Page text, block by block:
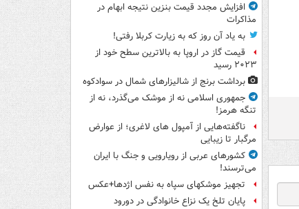
افزایش مجدد قیمت بنزین نتیجه ابهام در
مذاکرات
به یاد آن روز که به زیارت کربلا رفتی!
قیمت گاز در اروپا به بالاترین سطح خود از
۲۰۲۳ رسید
برداشت برنج از شالیزارهای شمال در سوادکوه
جمهوری اسلامی نه از موشک می‌گذرد، نه از
تنگه هرمز!
ناگفته‌هایی از آمپول های لاغری؛ از عوارض
مرگبار تا زیبایی
کشورهای عربی از رویارویی و جنگ با ایران
می‌ترسند!
تجهیز موشکهای سپاه به نفس اژدها+عکس
پایان تلخ یک نزاع خانوادگی در دورود